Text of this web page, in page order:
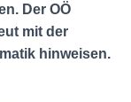
Der OÖ
mit der
hinweisen.